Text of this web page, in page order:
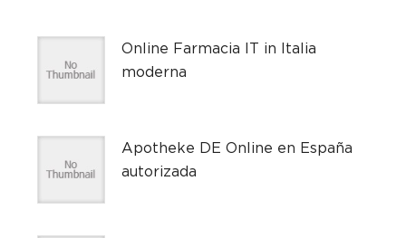
Online Farmacia IT in Italia
moderna
Apotheke DE Online en España
autorizada